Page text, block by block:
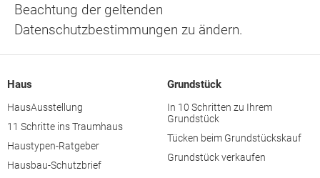
Beachtung der geltenden
Datenschutzbestimmungen zu ändern.
Haus
HausAusstellung
11 Schritte ins Traumhaus
Haustypen-Ratgeber
Hausbau-Schutzbrief
Grundstück
In 10 Schritten zu Ihrem
Grundstück
Tücken beim Grundstückskauf
Grundstück verkaufen